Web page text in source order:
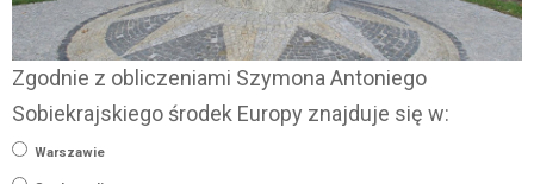
Zgodnie z obliczeniami Szymona Antoniego
Sobiekrajskiego środek Europy znajduje się w:
Warszawie